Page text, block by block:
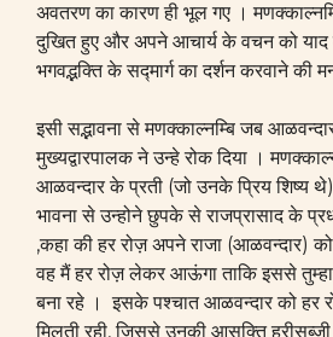
अवतरण का कारण ही भूल गए ।
दुखित हुए और अपने आचार्य के वचन को याद
भगवद्भक्ति के सद्मार्ग का दर्शन करवाने की
इसी सद्भावना से मणक्काल्नम्बि जब
मुख्यद्वारपालक ने उन्हे रोक दिया ।
आळवन्दार के प्रती (जो उनके प्रिय शिष्य
भावना से उन्होने छुपके से राजप्रासाद के
,कहा की हर रोज़ अपने राजा (आळवन्दार)
वह मैं हर रोज़ लेकर आऊंगा ताकि इससे
बना रहे । इसके पश्चात आळवन्दार को हर
मिलती रही, जिससे उनकी आसक्ति